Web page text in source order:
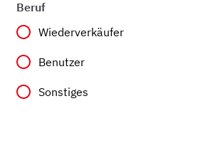
Beruf
Wiederverkäufer
Benutzer
Sonstiges